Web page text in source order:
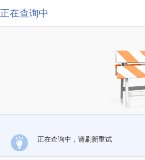
正在查询中
正在查询中，请刷新重试